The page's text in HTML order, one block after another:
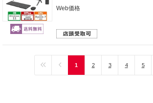
Web価格
1 2 3 4 5